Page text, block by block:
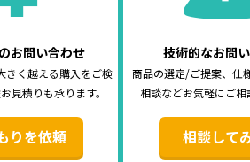
スプレイへの接続を推奨しております。
は、当録画機の信号を受け付けず、画面
お問い合わせ
きく越える購入をご検
見積りも承ります。
りを依頼
技術的なお問
商品の選定/ご提案、仕
相談などお気軽にご相
相談して